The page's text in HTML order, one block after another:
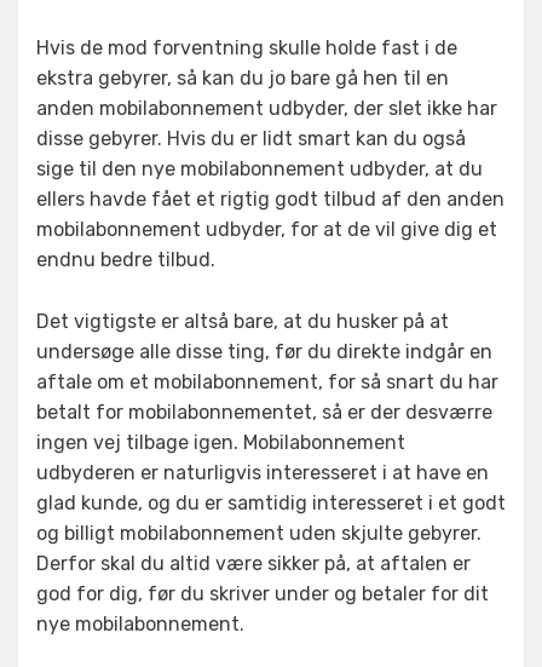
Hvis de mod forventning skulle holde fast i de
ekstra gebyrer, så kan du jo bare gå hen til en
anden mobilabonnement udbyder, der slet ikke har
disse gebyrer. Hvis du er lidt smart kan du også
sige til den nye mobilabonnement udbyder, at du
ellers havde fået et rigtig godt tilbud af den anden
mobilabonnement udbyder, for at de vil give dig et
endnu bedre tilbud.
Det vigtigste er altså bare, at du husker på at
undersøge alle disse ting, før du direkte indgår en
aftale om et mobilabonnement, for så snart du har
betalt for mobilabonnementet, så er der desværre
ingen vej tilbage igen. Mobilabonnement
udbyderen er naturligvis interesseret i at have en
glad kunde, og du er samtidig interesseret i et godt
og billigt mobilabonnement uden skjulte gebyrer.
Derfor skal du altid være sikker på, at aftalen er
god for dig, før du skriver under og betaler for dit
nye mobilabonnement.